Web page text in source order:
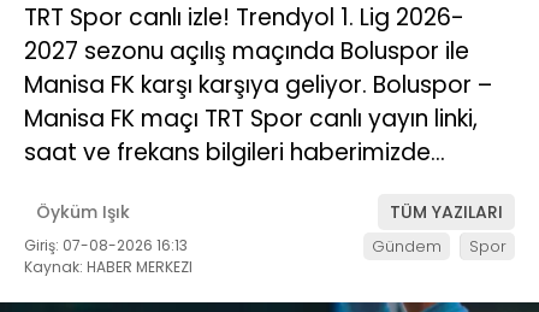
TRT Spor canlı izle! Trendyol 1. Lig 2026-
2027 sezonu açılış maçında Boluspor ile
Manisa FK karşı karşıya geliyor. Boluspor –
Manisa FK maçı TRT Spor canlı yayın linki,
saat ve frekans bilgileri haberimizde…
Öyküm Işık TÜM YAZILARI
Giriş: 07-08-2026 16:13
Kaynak: HABER MERKEZI
Gündem Spor